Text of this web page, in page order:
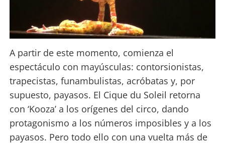
A partir de este momento, comienza el
espectáculo con mayúsculas: contorsionistas,
trapecistas, funambulistas, acróbatas y, por
supuesto, payasos. El Cique du Soleil retorna
con ‘Kooza’ a los orígenes del circo, dando
protagonismo a los números imposibles y a los
payasos. Pero todo ello con una vuelta más de